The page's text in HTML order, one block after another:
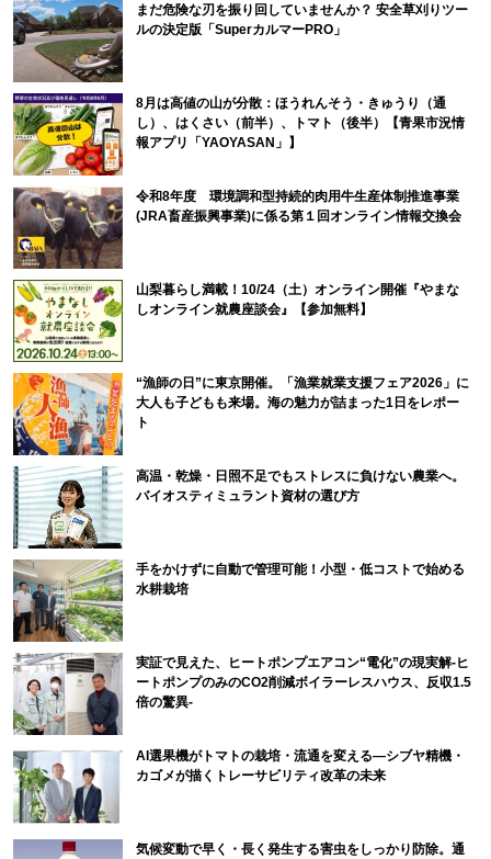
まだ危険な刃を振り回していませんか？ 安全草刈りツー
ルの決定版「SuperカルマーPRO」
8月は高値の山が分散：ほうれんそう・きゅうり（通
し）、はくさい（前半）、トマト（後半）【青果市況情
報アプリ「YAOYASAN」】
令和8年度 環境調和型持続的肉用牛生産体制推進事業
(JRA畜産振興事業)に係る第１回オンライン情報交換会
山梨暮らし満載！10/24（土）オンライン開催『やまな
しオンライン就農座談会』【参加無料】
“漁師の日”に東京開催。「漁業就業支援フェア2026」に
大人も子どもも来場。海の魅力が詰まった1日をレポー
ト
高温・乾燥・日照不足でもストレスに負けない農業へ。
バイオスティミュラント資材の選び方
手をかけずに自動で管理可能！小型・低コストで始める
水耕栽培
実証で見えた、ヒートポンプエアコン“電化”の現実解-ヒ
ートポンプのみのCO2削減ボイラーレスハウス、反収1.5
倍の驚異-
AI選果機がトマトの栽培・流通を変える―シブヤ精機・
カゴメが描くトレーサビリティ改革の未来
気候変動で早く・長く発生する害虫をしっかり防除。通